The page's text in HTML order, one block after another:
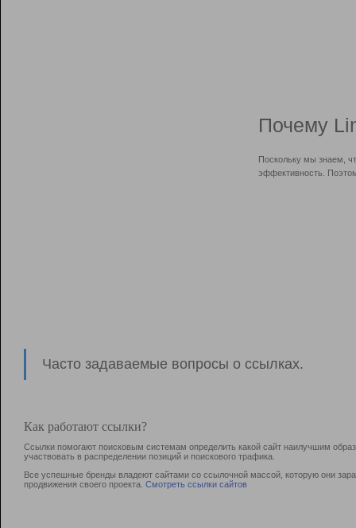
Почему
Поскольку мы знаем,
эффективность.
Часто задаваемые вопросы о ссылках.
Как работают ссылки?
Ссылки помогают поисковым системам определить какой сайт наилучшим
участвовать в раcпределении позиций и поискового трафика.
Все успешные бренды владеют сайтами со ссылочной массой, которую они
продвижения своего проекта. Смотреть ссылки сайтов